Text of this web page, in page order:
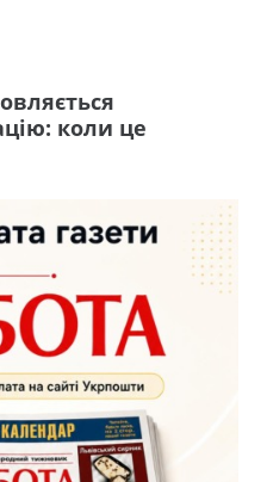
коли це